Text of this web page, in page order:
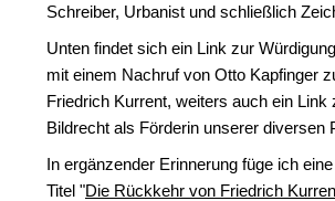
Schreiber, Urbanist und schließlich
Unten findet sich ein Link zur
mit einem Nachruf von Otto Kapfinger
Friedrich Kurrent, weiters auch ein Link
Bildrecht als Förderin unserer diversen
In ergänzender Erinnerung füge ich
Titel "Die Rückkehr von Friedrich